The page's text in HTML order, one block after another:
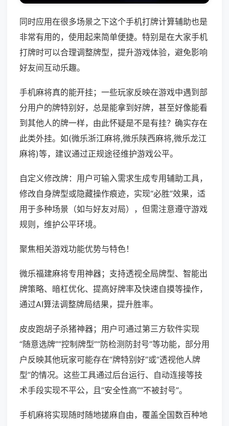
同时应用在很多场景之下这个手机打牌计算辅助也是
非常有用的，使用起来简单便捷。特别是在大家手机
打牌时可以合理调整牌型，提升游戏体验，避免影响
好友间互动乐趣。
手机麻将真的能开挂；一些玩家反映在游戏中遇到部
分用户的牌特别好，总是能拿到好牌，甚至好像能看
到其他人的牌一样，由此怀疑是不是有挂？确实存在
此类外挂。如(微乐浙江麻将,微乐陕西麻将,微乐龙江
麻将)等，建议通过正规途径维护游戏公平。
自定义修改牌：用户可输入需求生成专用辅助工具，
修改自身牌型或隐藏操作痕迹，实现“必胜”效果，适
用于多种场景（如与好友对局），但需注意遵守游戏
规则，维护公平环境。
聚焦相关游戏功能优势与特色！
微乐福建麻将专用神器；支持透视全局牌型、智能出
牌策略、暗杠优化、提高好牌率及快速自摸等操作，
通过AI算法调整牌局结果，提升胜率。
皮皮跑胡子杀猪神器；用户可通过第三方软件实现
“随意选牌”“控制牌型”“防检测防封号”等功能，部分用
户反映其他玩家可能存在“牌特别好”或“透视他人牌
型”的情况。这些工具通过后台运行、自动连接等技
术手段实现不平公，且“安全性高”“不被封号”。
手机麻将实现随时随地搓麻自由，覆盖全国数百种地